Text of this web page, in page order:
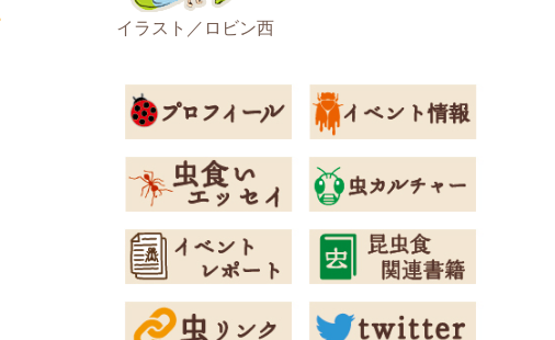
イラスト／ロビン西